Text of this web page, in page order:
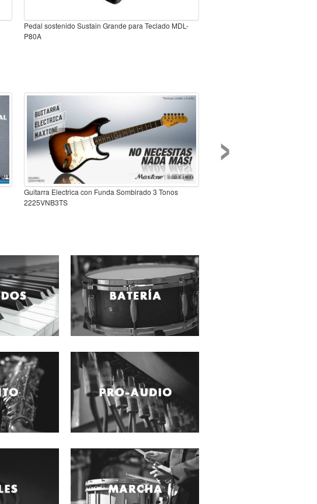
Pedal sostenido Sustain Grande para Teclado MDL-
P80A
Guitarra Electrica con Funda Sombirado 3 Tonos
2225VNB3TS
›